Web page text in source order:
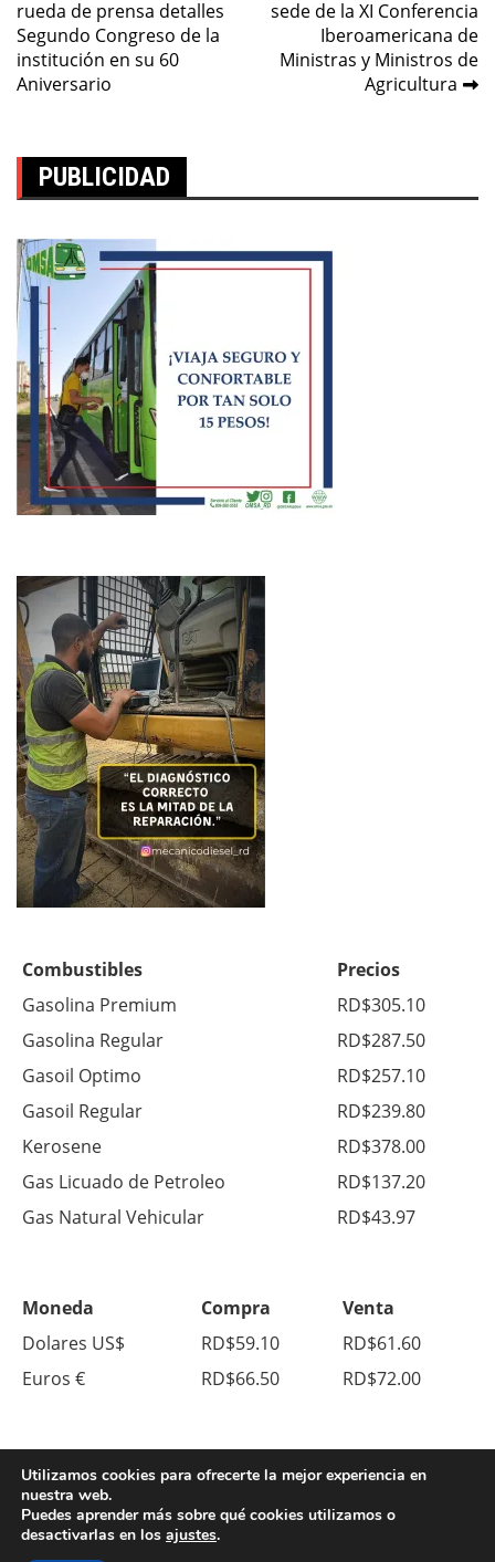
de
entradas
rueda de prensa detalles
Segundo Congreso de la
institución en su 60
Aniversario
sede de la XI Conferencia
Iberoamericana de
Ministras y Ministros de
Agricultura
PUBLICIDAD
Combustibles
Precios
Gasolina Premium
RD$305.10
Gasolina Regular
RD$287.50
Gasoil Optimo
RD$257.10
Gasoil Regular
RD$239.80
Kerosene
RD$378.00
Gas Licuado de Petroleo
RD$137.20
Gas Natural Vehicular
RD$43.97
Moneda Compra
Venta
Dolares US$
RD$59.10
RD$61.60
Euros €
RD$66.50 RD$72.00
© Copyright 2026. All Right Reserved.
Utilizamos cookies para ofrecerte la mejor experiencia en
nuestra web.
Puedes aprender más sobre qué cookies utilizamos o
desactivarlas en los ajustes.